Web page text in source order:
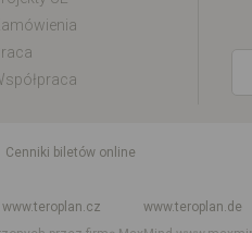
Cenniki biletów online
www.teroplan.cz
www.teroplan.de